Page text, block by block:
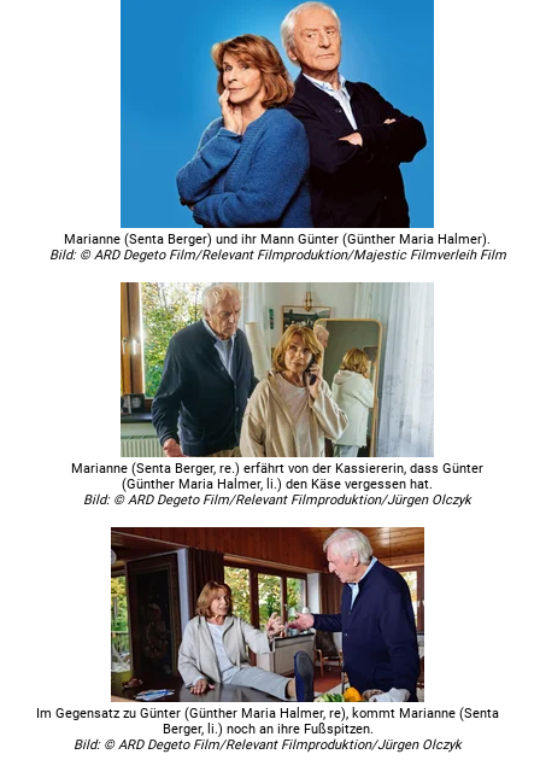
Marianne (Senta Berger) und ihr Mann Günter (Günther Maria Halmer).
Bild: © ARD Degeto Film/Relevant Filmproduktion/Majestic Filmverleih Film
Marianne (Senta Berger, re.) erfährt von der Kassiererin, dass Günter
(Günther Maria Halmer, li.) den Käse vergessen hat.
Bild: © ARD Degeto Film/Relevant Filmproduktion/Jürgen Olczyk
Im Gegensatz zu Günter (Günther Maria Halmer, re), kommt Marianne (Senta
Berger, li.) noch an ihre Fußspitzen.
Bild: © ARD Degeto Film/Relevant Filmproduktion/Jürgen Olczyk